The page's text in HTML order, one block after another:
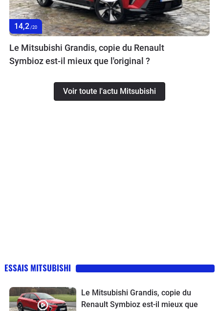
14,2 /20
Le Mitsubishi Grandis, copie du Renault
Symbioz est-il mieux que l'original ?
Voir toute l'actu Mitsubishi
ESSAIS MITSUBISHI
Le Mitsubishi Grandis, copie du
Renault Symbioz est-il mieux que